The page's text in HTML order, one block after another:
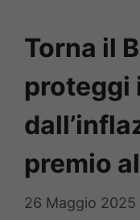
Torna il
proteggi
premio
26 Maggio 2025